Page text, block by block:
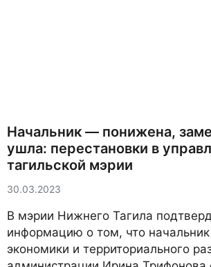
Начальник — понижена,
ушла: перестановки в
тагильской мэрии
30.03.2023
В мэрии Нижнего Тагила
информацию о том, что
экономики и территориального